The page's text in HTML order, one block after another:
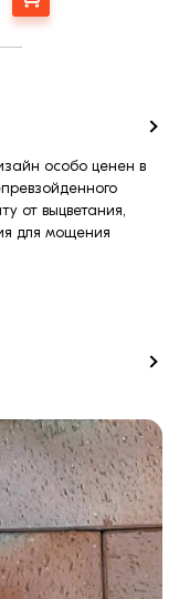
особо ценен в
от выцветания,
для мощения